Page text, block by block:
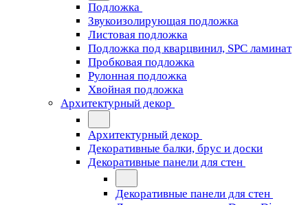
Подложка
Звукоизолирующая подложка
Листовая подложка
Подложка под кварцвинил, SPC ламинат
Пробковая подложка
Рулонная подложка
Хвойная подложка
Архитектурный декор
Архитектурный декор
Декоративные балки, брус и доски
Декоративные панели для стен
Декоративные панели для стен